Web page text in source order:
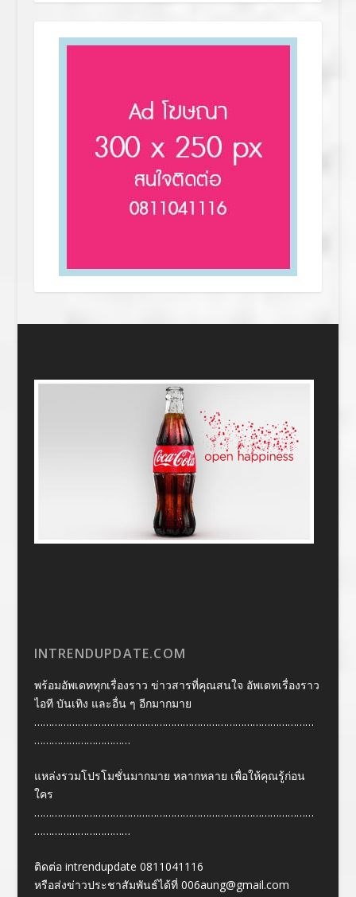
INTRENDUPDATE.COM
พร้อมอัพเดททุกเรื่องราว ข่าวสารที่คุณสนใจ อัพเดทเรื่องราว
ไอที บันเทิง และอื่น ๆ อีกมากมาย
……………………………………………………………………………………
……………………………
แหล่งรวมโปรโมชั่นมากมาย หลากหลาย เพื่อให้คุณรู้ก่อน
ใคร
……………………………………………………………………………………
……………………………
ติดต่อ intrendupdate 0811041116
หรือส่งข่าวประชาสัมพันธ์ได้ที่ 006aung@gmail.com